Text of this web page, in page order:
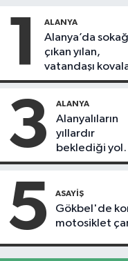
1 ALANYA
Alanya’da
çıkan yılan,
vatandaşı
3 ALANYA
Alanyalıların
yıllardır
beklediği yol
askıdan
5 ASAYIŞ
Gökbel'de
motosiklet